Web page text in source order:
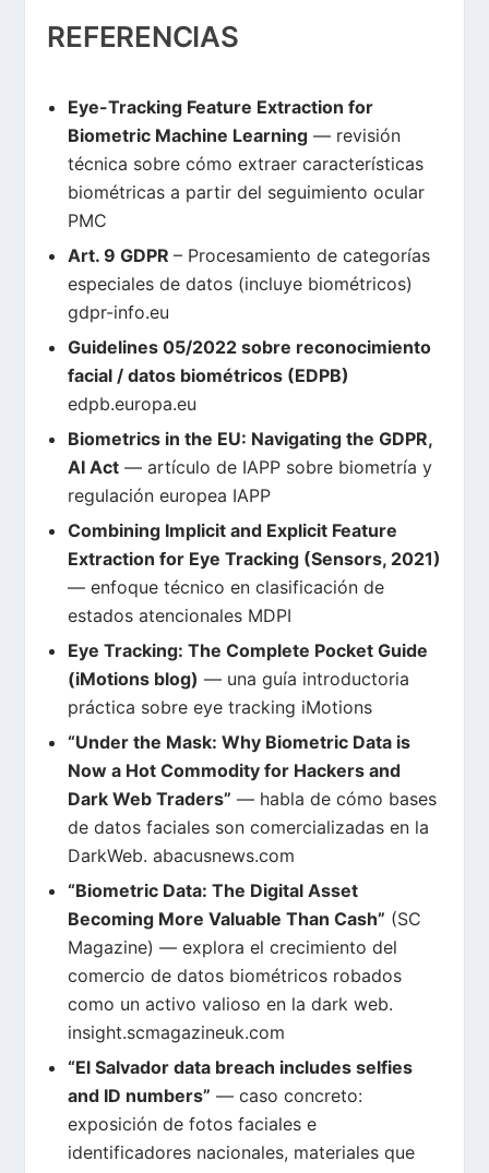
REFERENCIAS
Eye-Tracking Feature Extraction for
Biometric Machine Learning— revisión
técnica sobre cómo extraer características
biométricas a partir del seguimiento ocular
PMC
Art. 9 GDPR – Procesamiento de categorías
especiales de datos (incluye biométricos)
gdpr-info.eu
Guidelines 05/2022 sobre reconocimiento
facial / datos biométricos (EDPB)
edpb.europa.eu
Biometrics in the EU: Navigating the GDPR,
AI Act— artículo de IAPP sobre biometría y
regulación europea IAPP
Combining Implicit and Explicit Feature
Extraction for Eye Tracking (Sensors, 2021)
— enfoque técnico en clasificación de
estados atencionales MDPI
Eye Tracking: The Complete Pocket Guide
(iMotions blog) — una guía introductoria
práctica sobre eye tracking iMotions
“Under the Mask: Why Biometric Data is
Now a Hot Commodity for Hackers and
Dark Web Traders” — habla de cómo bases
de datos faciales son comercializadas en la
DarkWeb. abacusnews.com
“Biometric Data: The Digital Asset
Becoming More Valuable Than Cash” (SC
Magazine) — explora el crecimiento del
comercio de datos biométricos robados
como un activo valioso en la dark web.
insight.scmagazineuk.com
“El Salvador data breach includes selfies
and ID numbers” — caso concreto:
exposición de fotos faciales e
identificadores nacionales, materiales que